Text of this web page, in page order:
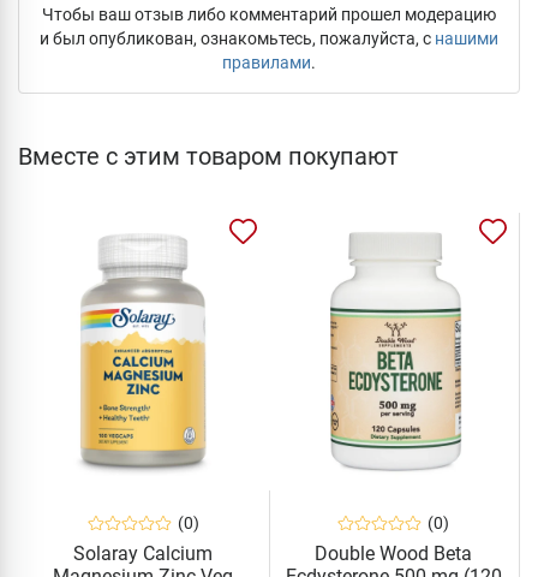
Чтобы ваш отзыв либо комментарий прошел модерацию
и был опубликован, ознакомьтесь, пожалуйста, с нашими
правилами.
Вместе с этим товаром покупают
(0)
Solaray Calcium
(0)
Double Wood Beta